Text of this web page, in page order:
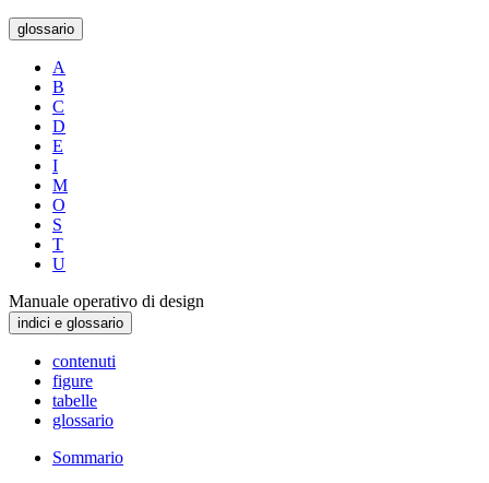
glossario
A
B
C
D
E
I
M
O
S
T
U
Manuale operativo di design
indici e glossario
contenuti
figure
tabelle
glossario
Sommario